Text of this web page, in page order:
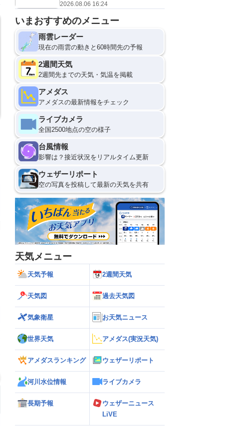
2026.08.06 16:24
いまおすすめのメニュー
雨雲レーダー
現在の雨雲の動きと60時間先の予報
2週間天気
2週間先までの天気・気温を掲載
アメダス
アメダスの最新情報をチェック
ライブカメラ
全国2500地点の空の様子
台風情報
影響は？接近状況をリアルタイム更新
ウェザーリポート
空の写真を投稿して最新の天気を共有
天気メニュー
天気予報 2週間天気
天気図 過去天気図
気象衛星 お天気ニュース
世界天気 アメダス(実況天気)
アメダスランキング ウェザーリポート
河川水位情報 ライブカメラ
長期予報
ウェザーニュース
LiVE